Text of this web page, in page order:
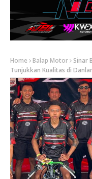
Home Balap Motor Sinar
Tunjukkan Kualitas di